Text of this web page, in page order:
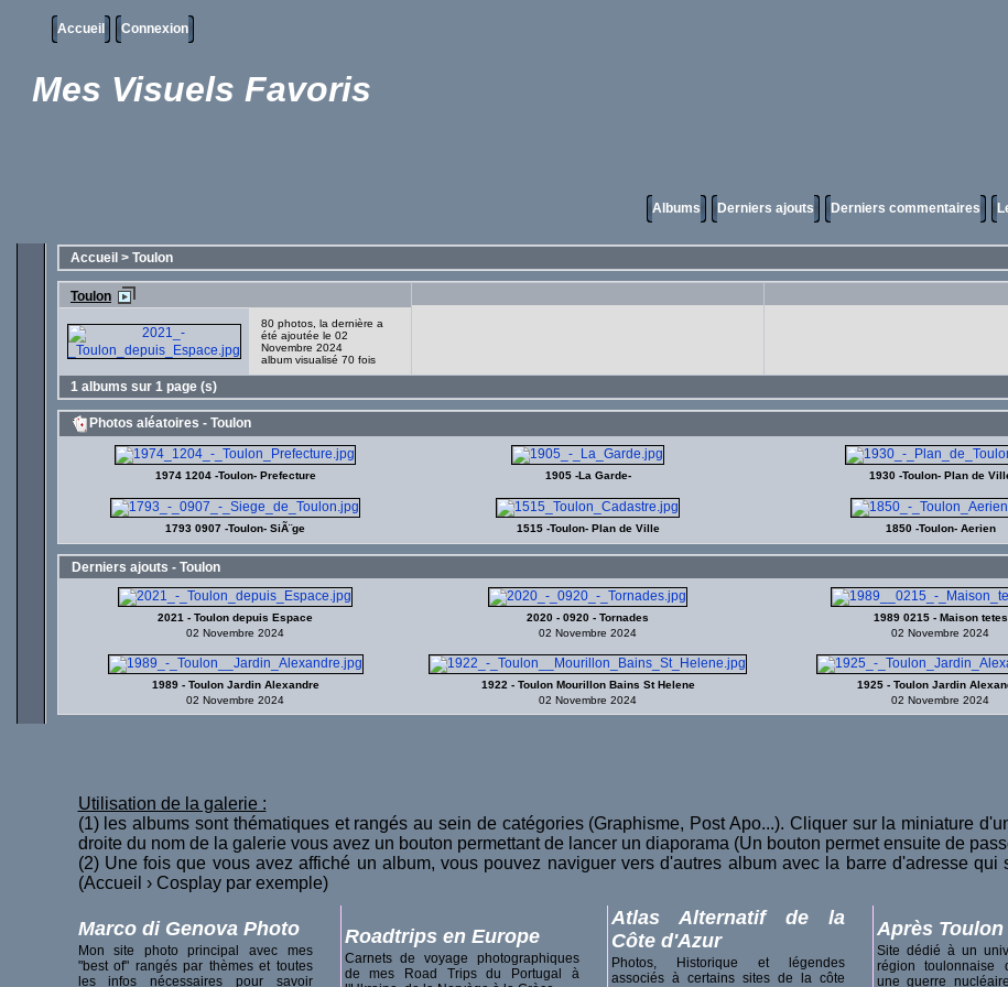
Accueil Connexion
Mes Visuels Favoris
Albums Derniers ajouts Derniers commentaires
Accueil > Toulon
Toulon
80 photos, la dernière a
été ajoutée le 02
Novembre 2024
album visualisé 70 fois
1 albums sur 1 page (s)
Photos aléatoires - Toulon
1974 1204 -Toulon- Prefecture 1905 -La Garde- 1930 -Toulon- Plan de
1793 0907 -Toulon- SiÃ¨ge 1515 -Toulon- Plan de Ville 1850 -Toulon- Aerien
Derniers ajouts - Toulon
2021 - Toulon depuis Espace
02 Novembre 2024
2020 - 0920 - Tornades
02 Novembre 2024
1989 0215 - Maison tetes
02 Novembre 2024
1989 - Toulon Jardin Alexandre
02 Novembre 2024
1922 - Toulon Mourillon Bains St Helene
02 Novembre 2024
1925 - Toulon Jardin
02 Novembre 2024
Utilisation de la galerie :
(1) les albums sont thématiques et rangés au sein de catégories (Graphisme, Post Apo...). Cliquer sur la miniature
droite du nom de la galerie vous avez un bouton permettant de lancer un diaporama (Un bouton permet ensuite de
(2) Une fois que vous avez affiché un album, vous pouvez naviguer vers d'autres album avec la barre d'adresse
(Accueil › Cosplay par exemple)
Marco di Genova Photo
Mon site photo principal avec mes
"best of" rangés par thèmes et toutes
les infos nécessaires pour savoir
Roadtrips en Europe
Carnets de voyage photographiques
de mes Road Trips du Portugal à
Atlas Alternatif de la
Côte d'Azur
Photos, Historique et légendes
associés à certains sites de la côte
Après Toulon
Site dédié à un
région toulonnaise
une guerre